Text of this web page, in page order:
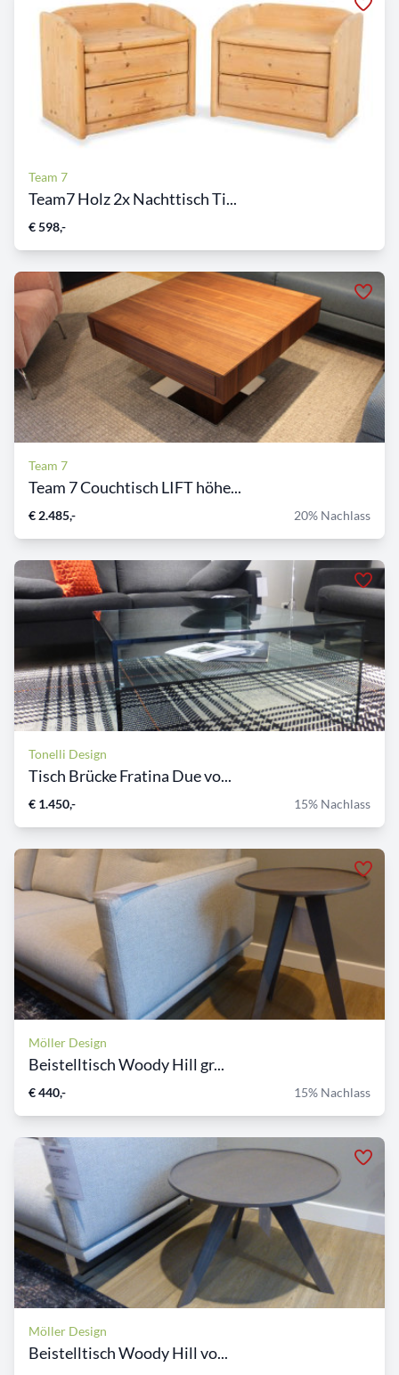
Team 7
Team7 Holz 2x Nachttisch Ti...
€ 598,-
Team 7
Team 7 Couchtisch LIFT höhe...
€ 2.485,- 20% Nachlass
Tonelli Design
Tisch Brücke Fratina Due vo...
€ 1.450,- 15% Nachlass
Möller Design
Beistelltisch Woody Hill gr...
€ 440,- 15% Nachlass
Möller Design
Beistelltisch Woody Hill vo...